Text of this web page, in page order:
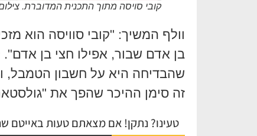
קובי סויסה מתוך התכנית המדוברת.
וולף המשיך: "קובי סוויסה הוא
בן אדם שבור, אפילו חצי בן
שהבדיחה היא על חשבון הטמבל,
זה סימן ההיכר שהפך את
טעינו? נתקן! אם מצאתם טעות באייטם